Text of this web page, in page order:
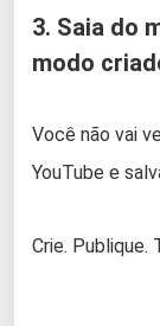
3. Saia do
modo
Você não vai
YouTube e
Crie. Publique.